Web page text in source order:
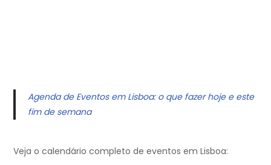
Agenda de Eventos em Lisboa: o que fazer hoje e este
fim de semana
Veja o calendário completo de eventos em Lisboa: